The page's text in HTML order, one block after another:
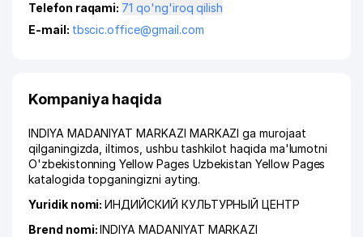
Telefon raqami:
71 qo'ng'iroq qilish
E-mail: tbscic.office@gmail.com
Kompaniya haqida
INDIYA MADANIYAT MARKAZI MARKAZI ga murojaat
qilganingizda, iltimos, ushbu tashkilot haqida ma'lumotni
O'zbekistonning Yellow Pages Uzbekistan Yellow Pages
katalogida topganingizni ayting.
Yuridik nomi:ИНДИЙСКИЙ КУЛЬТУРНЫЙ ЦЕНТР
Brend nomi:INDIYA MADANIYAT MARKAZI